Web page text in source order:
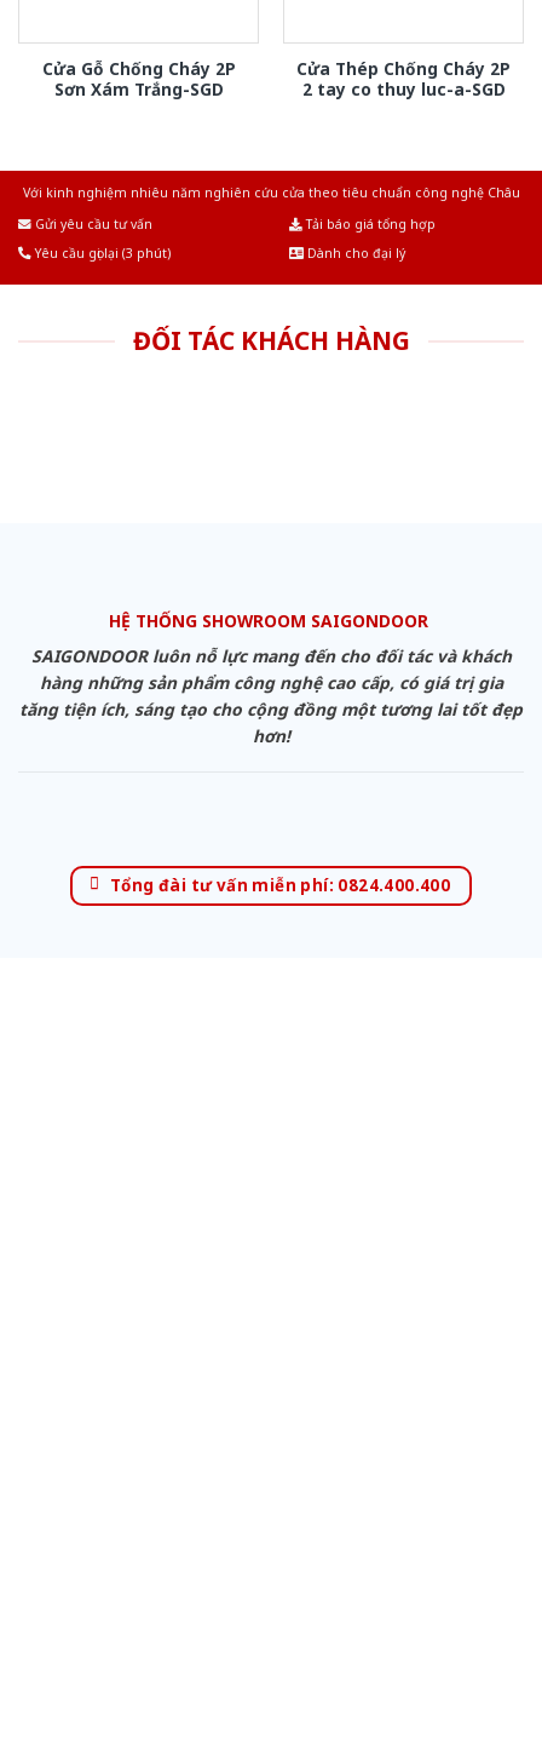
Cửa Gỗ Chống Cháy 2P
Sơn Xám Trắng-SGD
Cửa Thép Chống Cháy 2P
2 tay co thuy luc-a-SGD
Với kinh nghiệm nhiêu năm nghiên cứu cửa theo tiêu chuẩn công nghệ Châu
Gửi yêu cầu tư vấn
Tải báo giá tổng hợp
Yêu cầu gọi lại (3 phút)
Dành cho đại lý
ĐỐI TÁC KHÁCH HÀNG
HỆ THỐNG SHOWROOM SAIGONDOOR
SAIGONDOOR luôn nỗ lực mang đến cho đối tác và khách
hàng những sản phẩm công nghệ cao cấp, có giá trị gia
tăng tiện ích, sáng tạo cho cộng đồng một tương lai tốt đẹp
hơn!
Tổng đài tư vấn miễn phí: 0824.400.400